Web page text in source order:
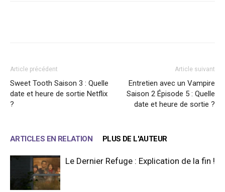
Article précédent
Sweet Tooth Saison 3 : Quelle
date et heure de sortie Netflix
?
Article suivant
Entretien avec un Vampire
Saison 2 Épisode 5 : Quelle
date et heure de sortie ?
ARTICLES EN RELATION PLUS DE L'AUTEUR
Le Dernier Refuge : Explication de la fin !